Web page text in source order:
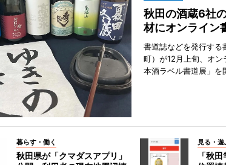
秋田の酒蔵6社
材にオンライン
書道誌などを発行する
町）が12月上旬、オン
本酒ラベル書道展」を
暮らす・働く
秋田県が「クマダスアプリ」
見る・遊
「秋